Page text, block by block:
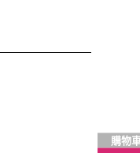
購物